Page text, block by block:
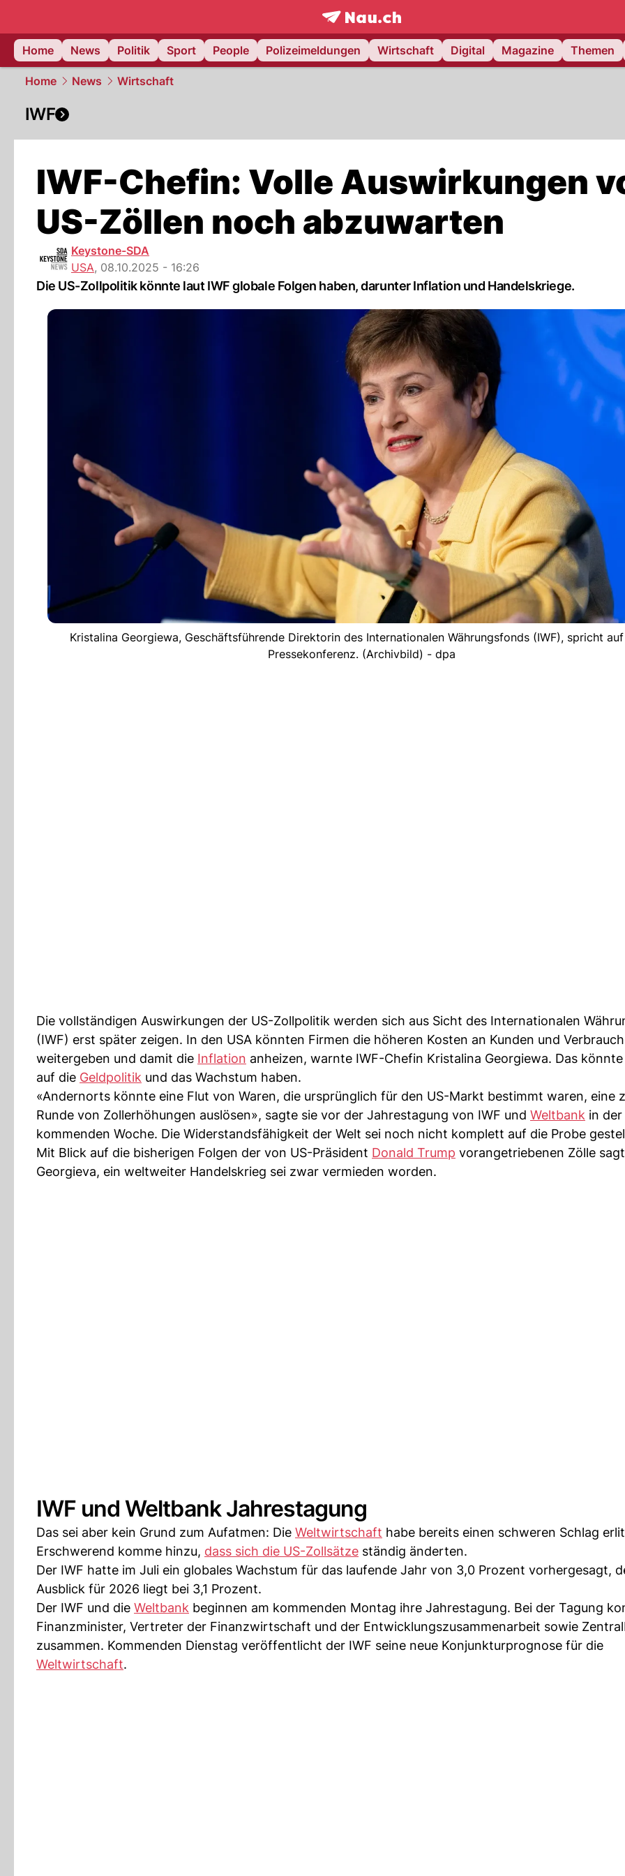
frontpage.NAU.ch
Home
News Politik Sport People Polizeimeldungen Wirtschaft Digital Magazine Themen
Home News Wirtschaft
IWF
IWF-Chefin: Volle Auswirkungen
US-Zöllen noch abzuwarten
Keystone-SDA
USA, 08.10.2025 - 16:26
Die US-Zollpolitik könnte laut IWF globale Folgen haben, darunter Inflation und Handelskriege.
Kristalina Georgiewa, Geschäftsführende Direktorin des Internationalen Währungsfonds (IWF), spricht
Pressekonferenz. (Archivbild) - dpa
Die vollständigen Auswirkungen der US-Zollpolitik werden sich aus Sicht des Internationalen
(IWF) erst später zeigen. In den USA könnten Firmen die höheren Kosten an Kunden und
weitergeben und damit die Inflation anheizen, warnte IWF-Chefin Kristalina Georgiewa. Das
auf die Geldpolitik und das Wachstum haben.
«Andernorts könnte eine Flut von Waren, die ursprünglich für den US-Markt bestimmt waren, eine
Runde von Zollerhöhungen auslösen», sagte sie vor der Jahrestagung von IWF und Weltbank in der
kommenden Woche. Die Widerstandsfähigkeit der Welt sei noch nicht komplett auf die Probe
Mit Blick auf die bisherigen Folgen der von US-Präsident Donald Trump vorangetriebenen Zölle
Georgieva, ein weltweiter Handelskrieg sei zwar vermieden worden.
IWF und Weltbank Jahrestagung
Das sei aber kein Grund zum Aufatmen: Die Weltwirtschaft habe bereits einen schweren Schlag
Erschwerend komme hinzu, dass sich die US-Zollsätze ständig änderten.
Der IWF hatte im Juli ein globales Wachstum für das laufende Jahr von 3,0 Prozent vorhergesagt,
Ausblick für 2026 liegt bei 3,1 Prozent.
Der IWF und die Weltbank beginnen am kommenden Montag ihre Jahrestagung. Bei der Tagung
Finanzminister, Vertreter der Finanzwirtschaft und der Entwicklungszusammenarbeit sowie
zusammen. Kommenden Dienstag veröffentlicht der IWF seine neue Konjunkturprognose für die
Weltwirtschaft.